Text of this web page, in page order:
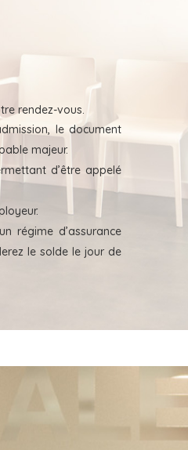
rendez-vous.
le document
majeur.
d’être appelé
régime d’assurance
le solde le jour de